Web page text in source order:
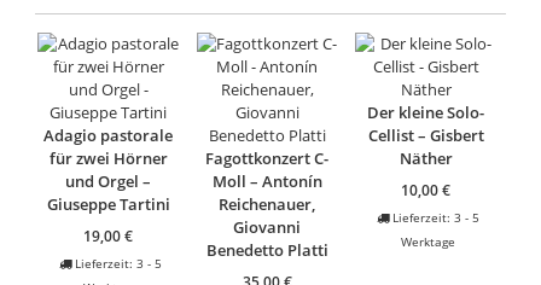
Adagio pastorale
für zwei Hörner
und Orgel –
Giuseppe Tartini
19,00€
Lieferzeit:3 - 5
Fagottkonzert C-
Moll – Antonín
Reichenauer,
Giovanni
Benedetto Platti
35,00€
Der kleine Solo-
Cellist – Gisbert
Näther
10,00€
Lieferzeit:3 - 5
Werktage